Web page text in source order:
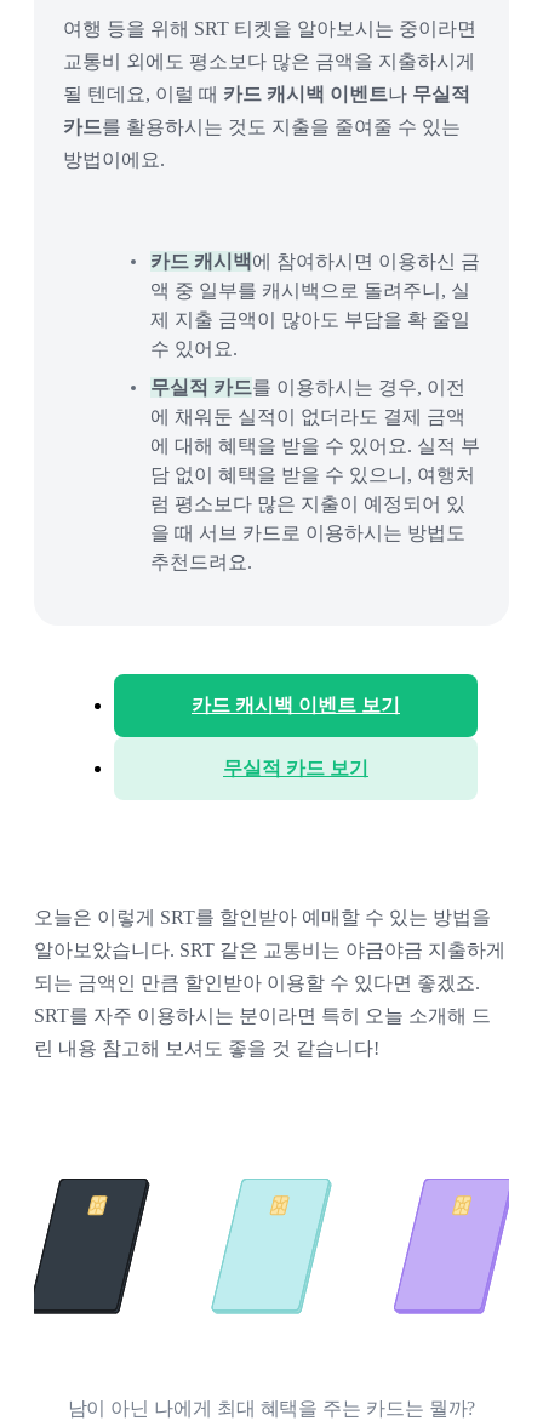
여행 등을 위해 SRT 티켓을 알아보시는 중이라면
교통비 외에도 평소보다 많은 금액을 지출하시게
될 텐데요, 이럴 때 카드 캐시백 이벤트나 무실적
카드를 활용하시는 것도 지출을 줄여줄 수 있는
방법이에요.
카드 캐시백 에 참여하시면 이용하신 금
액 중 일부를 캐시백으로 돌려주니, 실
제 지출 금액이 많아도 부담을 확 줄일
수 있어요.
무실적 카드를 이용하시는 경우, 이전
에 채워둔 실적이 없더라도 결제 금액
에 대해 혜택을 받을 수 있어요. 실적 부
담 없이 혜택을 받을 수 있으니, 여행처
럼 평소보다 많은 지출이 예정되어 있
을 때 서브 카드로 이용하시는 방법도
추천드려요.
카드 캐시백 이벤트 보기
무실적 카드 보기
오늘은 이렇게 SRT를 할인받아 예매할 수 있는 방법을
알아보았습니다. SRT 같은 교통비는 야금야금 지출하게
되는 금액인 만큼 할인받아 이용할 수 있다면 좋겠죠.
SRT를 자주 이용하시는 분이라면 특히 오늘 소개해 드
린 내용 참고해 보셔도 좋을 것 같습니다!
남이 아닌 나에게 최대 혜택을 주는 카드는 뭘까?